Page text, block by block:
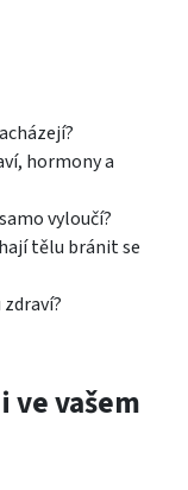
hormony a
vyloučí?
tělu bránit se
ve vašem